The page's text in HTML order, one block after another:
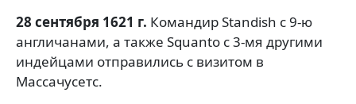
28 сентября 1621 г. Командир Standish с 9-ю
англичанами, а также Squanto с 3-мя другими
индейцами отправились с визитом в
Массачусетс.